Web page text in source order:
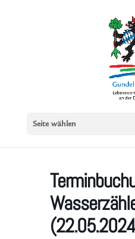
Seite wählen